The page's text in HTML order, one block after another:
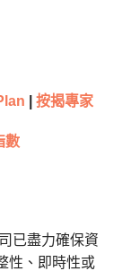
按揭專家
數
已盡力確保資
性、即時性或